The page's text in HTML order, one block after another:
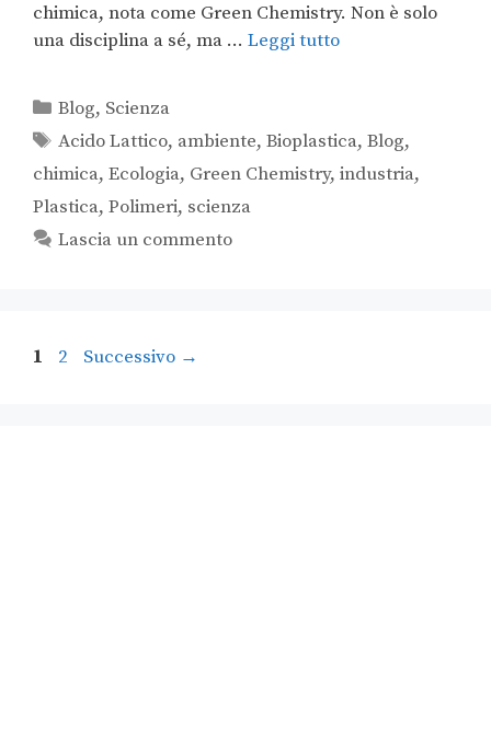
chimica, nota come Green Chemistry. Non è solo
una disciplina a sé, ma … Leggi tutto
Blog, Scienza
Acido Lattico, ambiente,Bioplastica,Blog,
chimica, Ecologia, Green Chemistry, industria,
Plastica, Polimeri, scienza
Lascia un commento
1 2 Successivo →